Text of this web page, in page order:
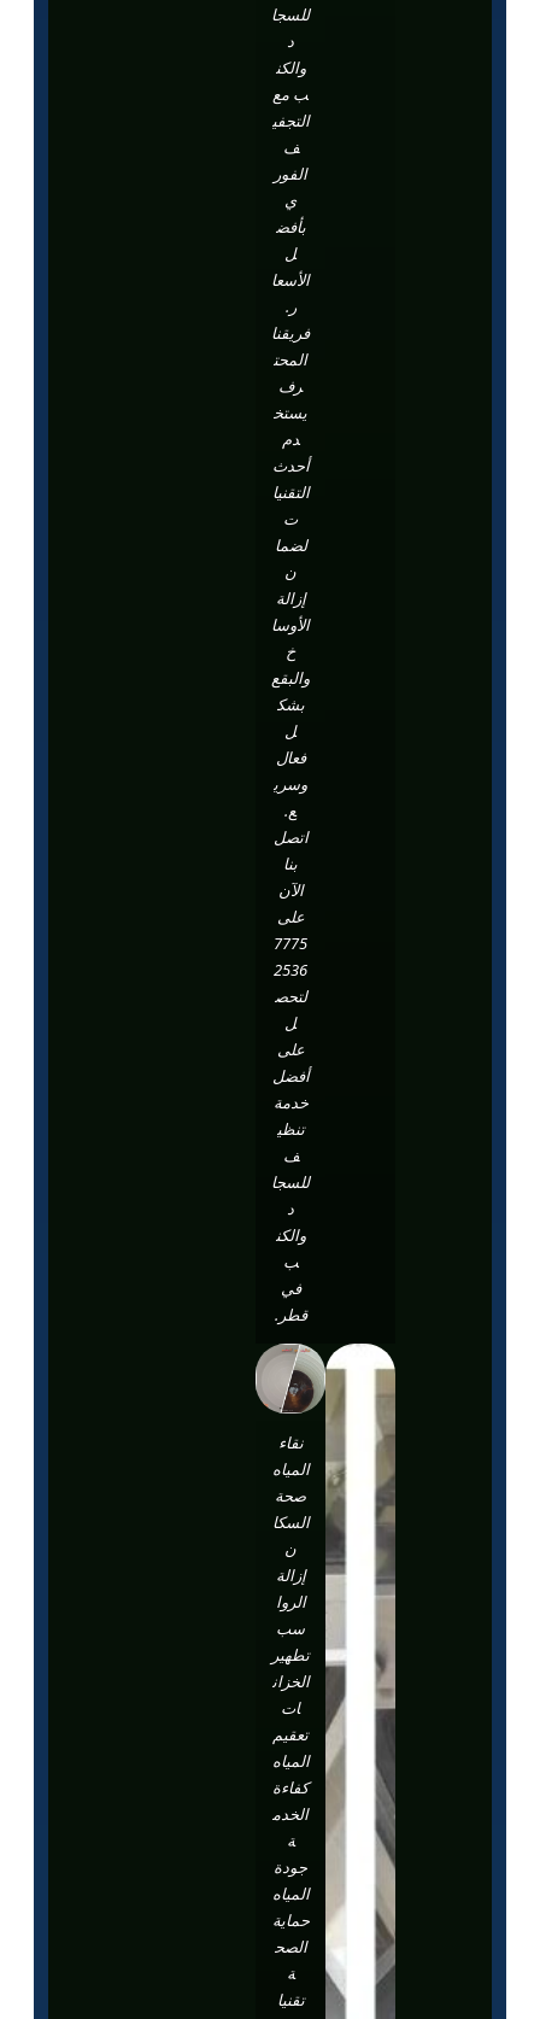
للسجا
والكن
ب مع
التجفي
ف
الفور
بأفض
الأسعا
فريقنا
المحت
رف
يستخ
دم
أحدث
التقنيا
لضما
إزالة
الأوسا
والبقع
بشك
فعال
وسري
اتصل
الآن
على
7775
2536
لتحص
على
أفضل
خدمة
تنظي
ف
للسجا
والكن
ب
في
قطر.
نقاء
المياه
صحة
السكا
إزالة
الروا
سب
تطهير
الخزان
ات
تعقيم
المياه
كفاءة
الخدم
جودة
المياه
حماية
الصح
تقنيا